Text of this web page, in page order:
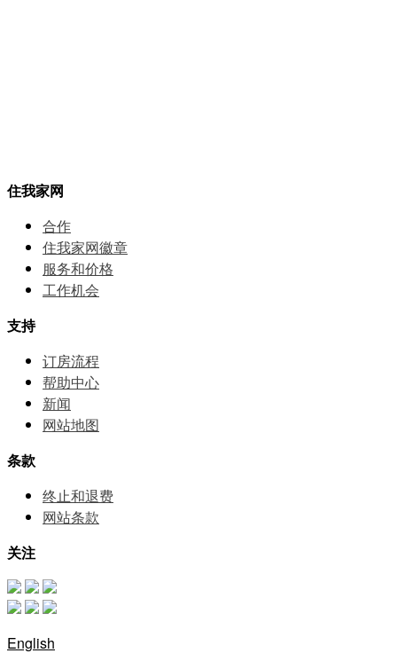
住我家网
合作
住我家网徽章
服务和价格
⼯作机会
支持
订房流程
帮助中⼼
新闻
网站地图
条款
终止和退费
网站条款
关注
English